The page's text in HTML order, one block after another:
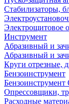
Стабилизаторы,
Электрощитовое
Инструмент
Абразивный и
Абразивный и
Круги отрезные,
Бензоинструмент
Бензоинструмент
Опрессовщики,
Расходные